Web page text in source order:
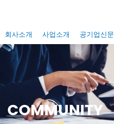
회사소개 사업소개 공기업신문
COMMUNITY